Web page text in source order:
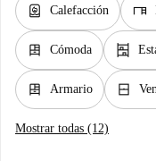
water_heater Calefacción desk
dresser Cómoda shelves
dresser Armario window_closed
Mostrar todas (12)